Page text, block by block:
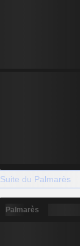
Suite du Palmarès
Palmarès